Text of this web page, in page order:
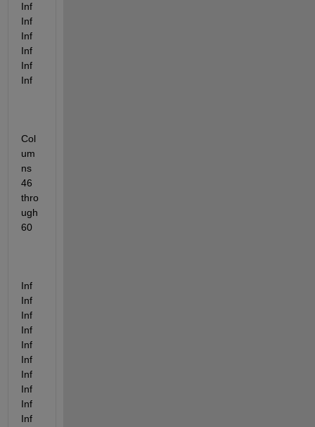
Inf
Inf
Inf
Inf
Inf
Inf
Col
um
ns
46
thro
ugh
60
Inf
Inf
Inf
Inf
Inf
Inf
Inf
Inf
Inf
Inf